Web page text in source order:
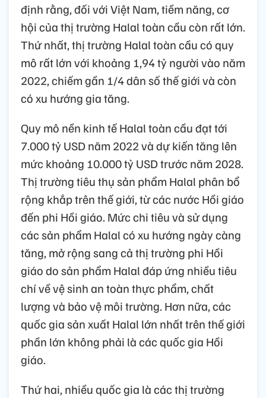
định rằng, đối với Việt Nam, tiềm năng, cơ
hội của thị trường Halal toàn cầu còn rất lớn.
Thứ nhất, thị trường Halal toàn cầu có quy
mô rất lớn với khoảng 1,94 tỷ người vào năm
2022, chiếm gần 1/4 dân số thế giới và còn
có xu hướng gia tăng.
Quy mô nền kinh tế Halal toàn cầu đạt tới
7.000 tỷ USD năm 2022 và dự kiến tăng lên
mức khoảng 10.000 tỷ USD trước năm 2028.
Thị trường tiêu thụ sản phẩm Halal phân bổ
rộng khắp trên thế giới, từ các nước Hồi giáo
đến phi Hồi giáo. Mức chi tiêu và sử dụng
các sản phẩm Halal có xu hướng ngày càng
tăng, mở rộng sang cả thị trường phi Hồi
giáo do sản phẩm Halal đáp ứng nhiều tiêu
chí về vệ sinh an toàn thực phẩm, chất
lượng và bảo vệ môi trường. Hơn nữa, các
quốc gia sản xuất Halal lớn nhất trên thế giới
phần lớn không phải là các quốc gia Hồi
giáo.
Thứ hai, nhiều quốc gia là các thị trường